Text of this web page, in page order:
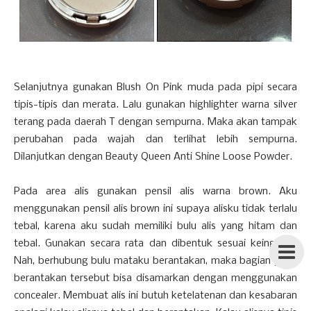
Selanjutnya gunakan Blush On Pink muda pada pipi secara
tipis-tipis dan merata. Lalu gunakan highlighter warna silver
terang pada daerah T dengan sempurna. Maka akan tampak
perubahan pada wajah dan terlihat lebih sempurna.
Dilanjutkan dengan Beauty Queen Anti Shine Loose Powder.
Pada area alis gunakan pensil alis warna brown. Aku
menggunakan pensil alis brown ini supaya alisku tidak terlalu
tebal, karena aku sudah memiliki bulu alis yang hitam dan
tebal. Gunakan secara rata dan dibentuk sesuai keinginan.
Nah, berhubung bulu mataku berantakan, maka bagian yang
berantakan tersebut bisa disamarkan dengan menggunakan
concealer. Membuat alis ini butuh ketelatenan dan kesabaran